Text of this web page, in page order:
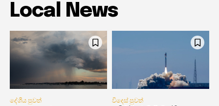
Local News
දේශීය පුවත් විදෙස් පුවත්